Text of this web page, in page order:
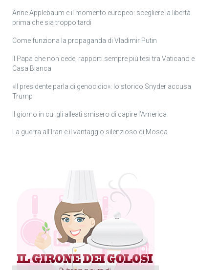
Anne Applebaum e il momento europeo: scegliere la libertà
prima che sia troppo tardi
Come funziona la propaganda di Vladimir Putin
Il Papa che non cede, rapporti sempre più tesi tra Vaticano e
Casa Bianca
«Il presidente parla di genocidio»: lo storico Snyder accusa
Trump
Il giorno in cui gli alleati smisero di capire l’America
La guerra all’Iran e il vantaggio silenzioso di Mosca